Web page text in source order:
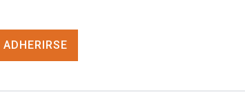
ADHERIRSE